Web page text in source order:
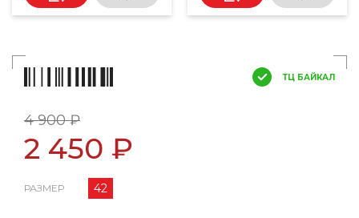
ТЦ БАЙКАЛ
4 900 ₽
2 450 ₽
РАЗМЕР 42